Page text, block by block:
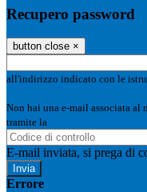
Recupero password
button close ×
all'indirizzo indicato con le
Non hai una e-mail associata al
tramite la
E-mail inviata, si prega di
Errore